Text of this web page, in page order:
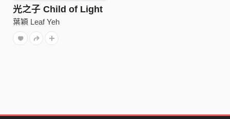
光之子 Child of Light
葉穎 Leaf Yeh